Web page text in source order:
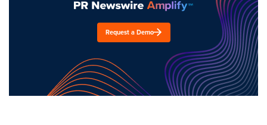
Request a Demo